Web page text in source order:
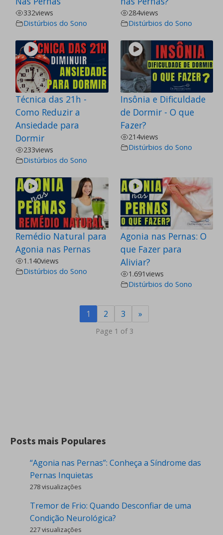
332views
Distúrbios do Sono
284views
Distúrbios do Sono
Técnica das 21h -
Como Reduzir a
Ansiedade para
Dormir
233views
Distúrbios do Sono
Insônia e Dificuldade
de Dormir - O que
Fazer?
214views
Distúrbios do Sono
Remédio Natural para
Agonia nas Pernas
1.140views
Distúrbios do Sono
Agonia nas Pernas: O
que Fazer para
Aliviar?
1.691views
Distúrbios do Sono
1 2 3 »
Page 1 of 3
Posts mais Populares
“Agonia nas Pernas”: Conheça a Síndrome das
Pernas Inquietas
278 visualizações
Tremor de Frio: Quando Desconfiar de uma
Condição Neurológica?
227 visualizações